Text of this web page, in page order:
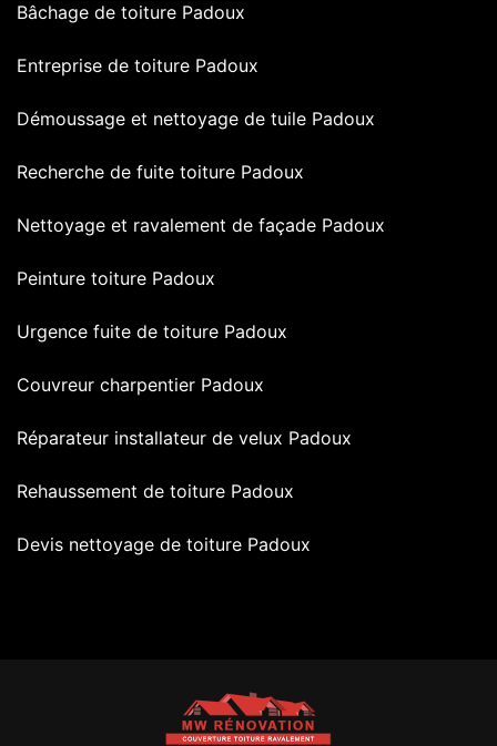
Bâchage de toiture Padoux
Entreprise de toiture Padoux
Démoussage et nettoyage de tuile Padoux
Recherche de fuite toiture Padoux
Nettoyage et ravalement de façade Padoux
Peinture toiture Padoux
Urgence fuite de toiture Padoux
Couvreur charpentier Padoux
Réparateur installateur de velux Padoux
Rehaussement de toiture Padoux
Devis nettoyage de toiture Padoux